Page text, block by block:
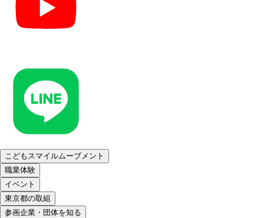
こどもスマイルムーブメント
職業体験
イベント
東京都の取組
参画企業・団体を知る